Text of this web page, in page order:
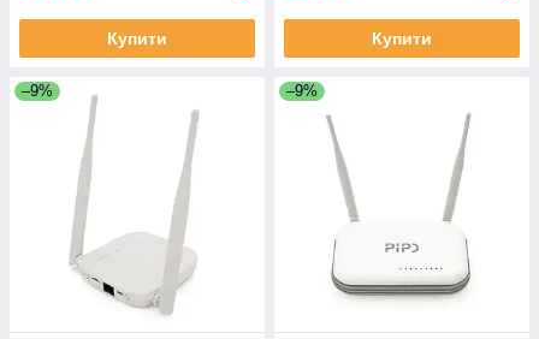
Купити Купити
–9% –9%